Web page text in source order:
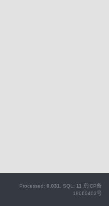
Processed: 0.031 , SQL: 11 京ICP备
18060403号